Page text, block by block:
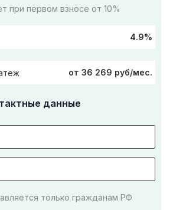
при первом взносе от 10%
4.9%
от 36 269 руб/мес.
данные
только гражданам РФ